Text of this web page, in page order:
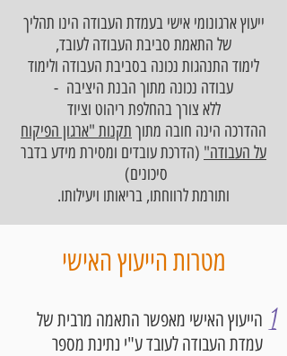
ייעוץ ארגונומי אישי בעמדת העבודה הינו תהליך
של התאמת סביבת העבודה לעובד,
לימוד התנהגות נכונה בסביבת העבודה ולימוד
עבודה נכונה מתוך הבנת היציבה -
ללא צורך בהחלפת ריהוט וציוד
ההדרכה הינה חובה מתוך תקנות "ארגון הפיקוח
על העבודה" (הדרכת עובדים ומסירת מידע בדבר
סיכונים)
ותורמת לרווחתו, בריאותו ויעילותו.
מטרות הייעוץ האישי
​הייעוץ האישי מאפשר התאמה מרבית של
עמדת העבודה לעובד ע"י נתינת מספר
1